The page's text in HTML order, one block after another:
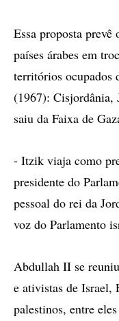
Essa proposta
países árabes em
territórios ocupados
(1967): Cisjordânia,
saiu da Faixa de
- Itzik viaja como
presidente do
pessoal do rei da
voz do Parlamento
Abdullah II se
e ativistas de Israel,
palestinos, entre